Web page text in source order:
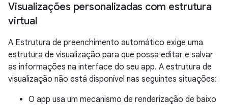
Visualizações personalizadas com estrutura
virtual
A Estrutura de preenchimento automático exige uma
estrutura de visualização para que possa editar e salvar
as informações na interface do seu app. A estrutura de
visualização não está disponível nas seguintes situações:
O app usa um mecanismo de renderização de baixo